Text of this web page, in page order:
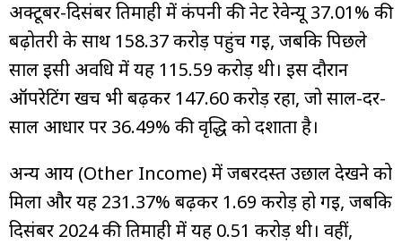
अक्टूबर-दिसंबर तिमाही में कंपनी की नेट रेवेन्यू 37.01% की
बढ़ोतरी के साथ ₹158.37 करोड़ पहुंच गई, जबकि पिछले
साल इसी अवधि में यह ₹115.59 करोड़ थी। इस दौरान
ऑपरेटिंग खर्च भी बढ़कर ₹147.60 करोड़ रहा, जो साल-दर-
साल आधार पर 36.49% की वृद्धि को दर्शाता है।
अन्य आय (Other Income) में जबरदस्त उछाल देखने को
मिला और यह 231.37% बढ़कर ₹1.69 करोड़ हो गई, जबकि
दिसंबर 2024 की तिमाही में यह ₹0.51 करोड़ थी। वहीं,